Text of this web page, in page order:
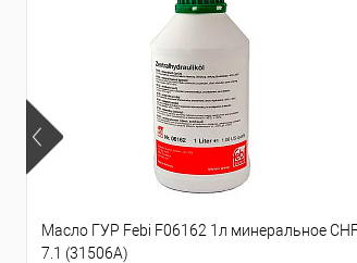
Масло ГУР Febi F06162 1л минеральное
7.1 (31506A)